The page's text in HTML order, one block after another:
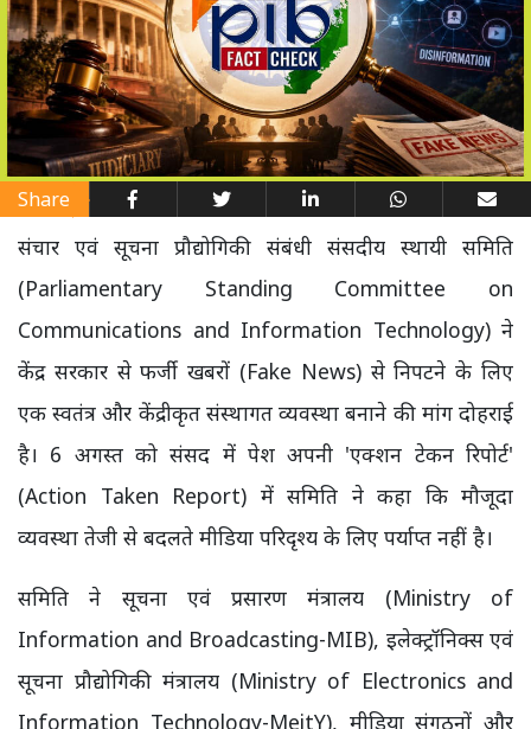
Share
संचार एवं सूचना प्रौद्योगिकी संबंधी संसदीय स्थायी समिति
(Parliamentary Standing Committee on
Communications and Information Technology) ने
केंद्र सरकार से फर्जी खबरों (Fake News) से निपटने के लिए
एक स्वतंत्र और केंद्रीकृत संस्थागत व्यवस्था बनाने की मांग दोहराई
है। 6 अगस्त को संसद में पेश अपनी 'एक्शन टेकन रिपोर्ट'
(Action Taken Report) में समिति ने कहा कि मौजूदा
व्यवस्था तेजी से बदलते मीडिया परिदृश्य के लिए पर्याप्त नहीं है।
समिति ने सूचना एवं प्रसारण मंत्रालय (Ministry of
Information and Broadcasting-MIB), इलेक्ट्रॉनिक्स एवं
सूचना प्रौद्योगिकी मंत्रालय (Ministry of Electronics and
Information Technology-MeitY), मीडिया संगठनों और